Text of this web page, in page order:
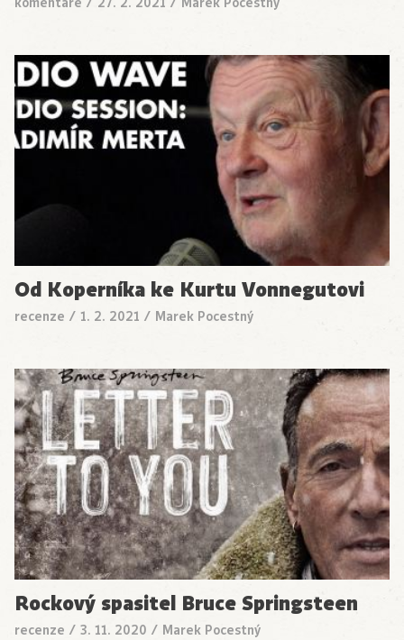
Od Koperníka ke Kurtu Vonnegutovi
recenze / 1. 2. 2021 / Marek Pocestný
Rockový spasitel Bruce Springsteen
recenze / 3. 11. 2020 / Marek Pocestný